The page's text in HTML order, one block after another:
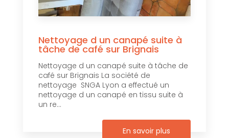
Nettoyage d un canapé suite à
tâche de café sur Brignais
Nettoyage d un canapé suite à tâche de
café sur Brignais La société de
nettoyage SNGA Lyon a effectué un
nettoyage d un canapé en tissu suite à
un re...
En savoir plus